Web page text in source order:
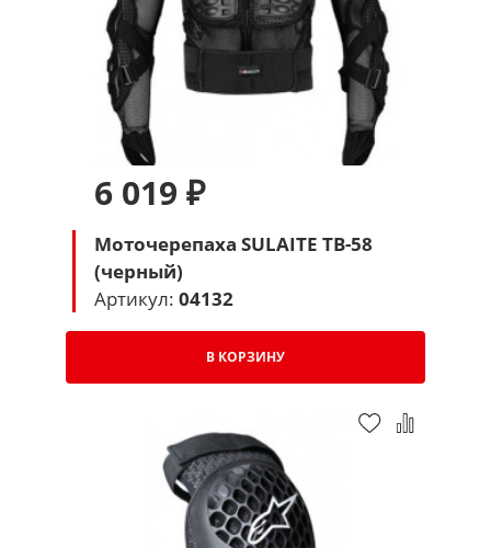
6 019 ₽
Моточерепаха SULAITE TB-58
(черный)
Артикул: 04132
В КОРЗИНУ